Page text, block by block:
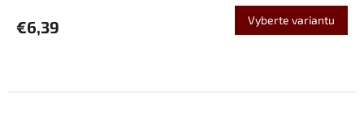
€6,39 Vyberte variantu